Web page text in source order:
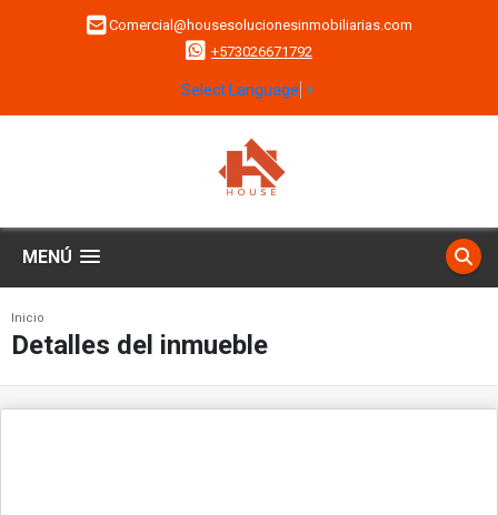
Comercial@housesolucionesinmobiliarias.com
+573026671792
Select Language ▼
MENÚ
Inicio
Detalles del inmueble